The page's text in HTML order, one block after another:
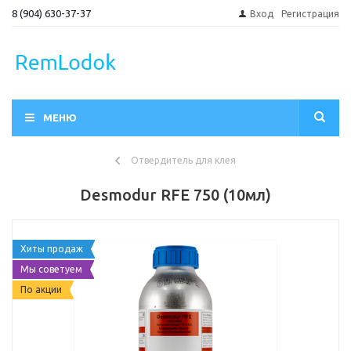
8 (904) 630-37-37 Вход Регистрация
МЕНЮ
Отвердитель для клея
Desmodur RFE 750 (10мл)
Хиты продаж
Мы советуем
По акции